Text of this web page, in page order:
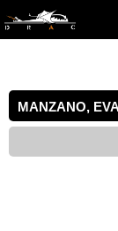
MANZANO, EVA